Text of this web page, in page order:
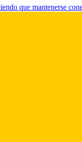
que mantenerse